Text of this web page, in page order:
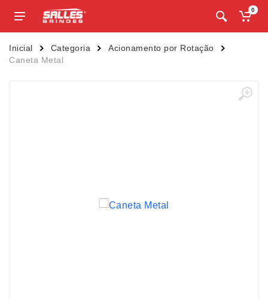
0
Inicial Categoria
Acionamento por Rotação
Caneta Metal